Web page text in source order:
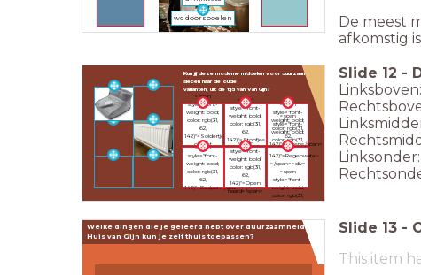
r
wc doorspoelen
De meest
afkomstig
Kun jij deze moderne middelen voor duurzaamheid
slepen naar de oude
varianten, uit de tijd van Van Gijn?
<span
style="font-
weight: bold;
color: rgb(31,
62,
142)">Soldertje
op het
marmer</span>
<span
style="font-
weight: bold;
color: rgb(31,
62,
142)">Stoofje</span>
<br>
<span
style="font-
weight: bold;
color: rgb(31,
62,
142)">Bedpan</span>
<span
style="font-
weight: bold;
color: rgb(31,
62,
142)">Open
haard</span>
<span
style="font-
weight: bold;
color: rgb(31,
62,
142)">Luiken</span>
<span
style="font-
weight: bold;
color: rgb(31,
62,
142)">Regenwater-
</span><div>
<span
style="font-
weight: bold;
color: rgb(31,
62,
</div>
Slide 12 -
Welke dingen die je geleerd hebt over duurzaamheid in
Huis van Gijn kun je zelf thuis toepassen?
Slide 13 -
This item